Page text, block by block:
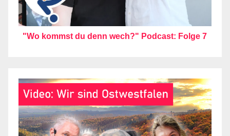
"Wo kommst du denn wech?" Podcast: Folge 7